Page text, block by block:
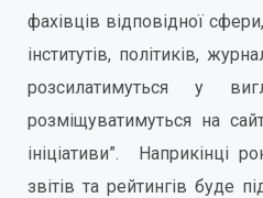
фахівців відповідної
інститутів, політиків,
розсилатимуться у
розміщуватимуться на
ініціативи”. Наприкінці
звітів та рейтингів буде